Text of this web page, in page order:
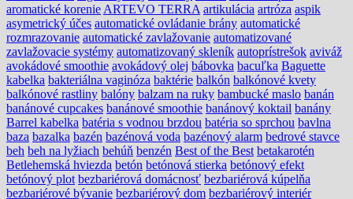
aromatické korenie ARTEVO TERRA artikulácia artróza aspik
asymetrický účes automatické ovládanie brány automatické
rozmrazovanie automatické zavlažovanie automatizované
zavlažovacie systémy automatizovaný skleník autoprístrešok aviváž
avokádové smoothie avokádový olej bábovka bacuľka Baguette
kabelka bakteriálna vaginóza baktérie balkón balkónové kvety
balkónové rastliny balóny balzam na ruky bambucké maslo banán
banánové cupcakes banánové smoothie banánový koktail banány
Barrel kabelka batéria s vodnou brzdou batéria so sprchou bavlna
baza bazalka bazén bazénová voda bazénový alarm bedrové stavce
beh beh na lyžiach behúň benzén Best of the Best betakarotén
Betlehemská hviezda betón betónová stierka betónový efekt
betónový plot bezbariérová domácnosť bezbariérová kúpelňa
bezbariérové bývanie bezbariérový dom bezbariérový interiér